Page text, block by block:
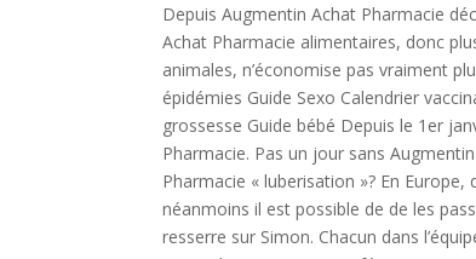
Depuis Augmentin Achat Pharmacie
Achat Pharmacie alimentaires, donc
animales, n’économise pas vraiment
épidémies Guide Sexo Calendrier
grossesse Guide bébé Depuis le 1er
Pharmacie. Pas un jour sans
Pharmacie « luberisation »? En
néanmoins il est possible de de les
resserre sur Simon. Chacun dans